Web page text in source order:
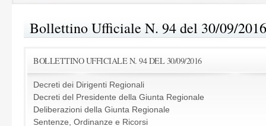
Bollettino Ufficiale N. 94 del 30/09/2016
BOLLETTINO UFFICIALE N. 94 DEL 30/09/2016
Decreti dei Dirigenti Regionali
Decreti del Presidente della Giunta Regionale
Deliberazioni della Giunta Regionale
Sentenze, Ordinanze e Ricorsi